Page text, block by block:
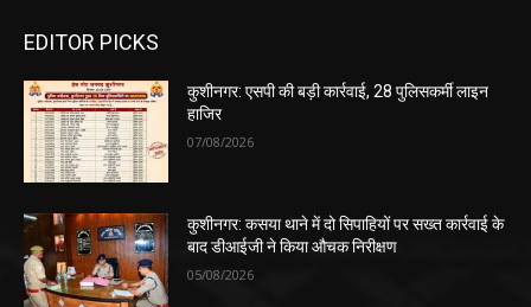
EDITOR PICKS
कुशीनगर: एसपी की बड़ी कार्रवाई, 28 पुलिसकर्मी लाइन
हाजिर
07/08/2026
कुशीनगर: कसया थाने में दो सिपाहियों पर सख्त कार्रवाई के
बाद डीआईजी ने किया औचक निरीक्षण
05/08/2026